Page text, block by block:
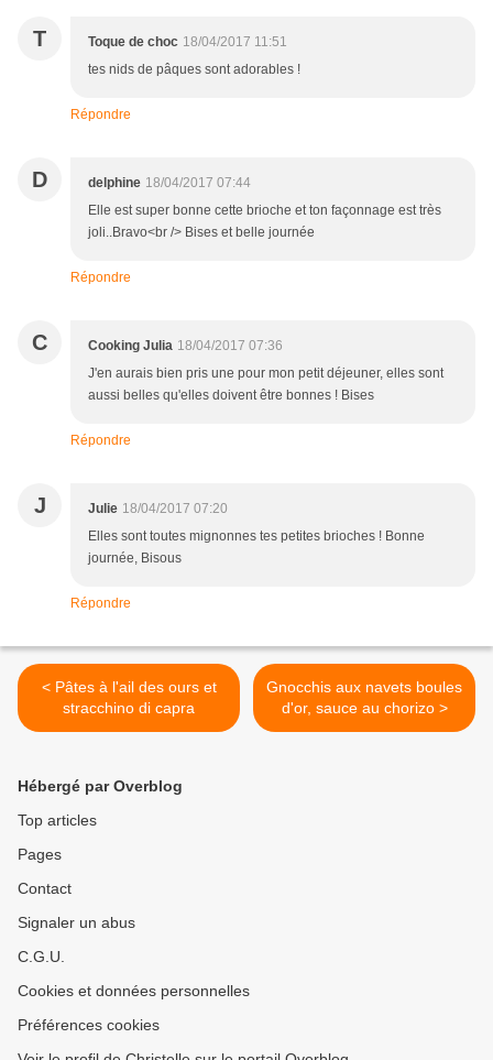
T Toque de choc 18/04/2017 11:51
tes nids de pâques sont adorables !
Répondre
D delphine 18/04/2017 07:44
Elle est super bonne cette brioche et ton façonnage est très
joli..Bravo<br /> Bises et belle journée
Répondre
C Cooking Julia 18/04/2017 07:36
J'en aurais bien pris une pour mon petit déjeuner, elles sont
aussi belles qu'elles doivent être bonnes ! Bises
Répondre
J Julie 18/04/2017 07:20
Elles sont toutes mignonnes tes petites brioches ! Bonne
journée, Bisous
Répondre
< Pâtes à l'ail des ours et
stracchino di capra
Gnocchis aux navets boules
d'or, sauce au chorizo >
Hébergé par Overblog
Top articles
Pages
Contact
Signaler un abus
C.G.U.
Cookies et données personnelles
Préférences cookies